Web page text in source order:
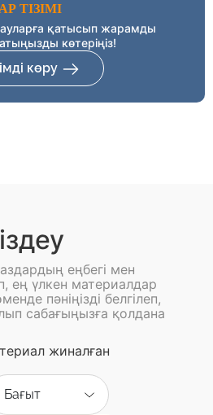
ТІЗІМІ
қатысып жарамды
көтеріңіз!
көру
еңбегі мен
ең үлкен материалдар
пәніңізді белгілеп,
сабағыңызға қолдана
жиналған
Бағыт